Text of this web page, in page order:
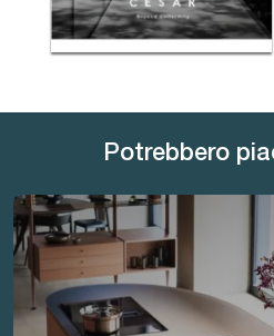
Potrebbero